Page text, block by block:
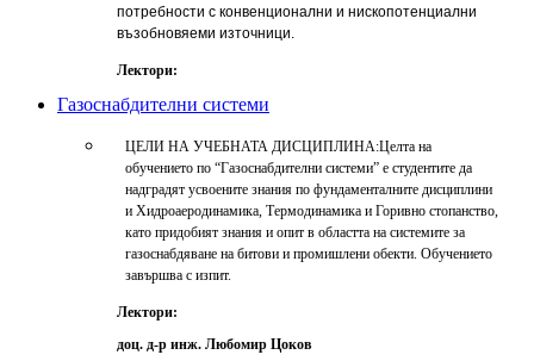
потребности с конвенционални и нископотенциални
възобновяеми източници.
Лектори:
Газоснабдителни системи
ЦЕЛИ НА УЧЕБНАТА ДИСЦИПЛИНА:Целта на
обучението по “Газоснабдителни системи” е студентите да
надградят усвоените знания по фундаменталните дисциплини
и Хидроаеродинамика, Термодинамика и Горивно стопанство,
като придобият знания и опит в областта на системите за
газоснабдяване на битови и промишлени обекти. Обучението
завършва с изпит.
Лектори:
доц. д-р инж. Любомир Цоков